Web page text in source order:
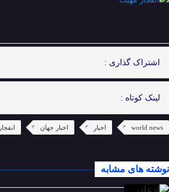
اشتراک گذاری :
لینک کوتاه :
world news اخبار اخبار جهان
نوشته های مشابه